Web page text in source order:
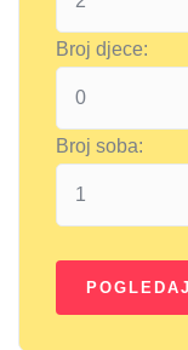
Broj djece:
Broj soba: